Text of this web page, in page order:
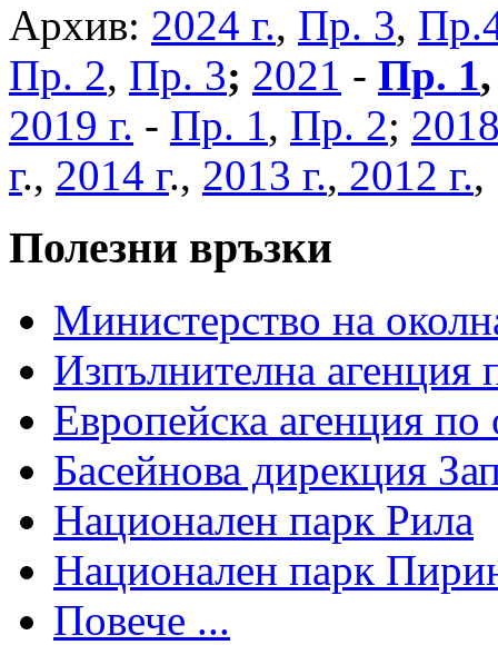
Архив: 2024 г., Пр. 3,
Пр. 2, Пр. 3; 2021 - Пр. 1
2019 г. - Пр. 1, Пр. 2;
г., 2014 г., 2013 г., 2012 г.
Полезни връзки
Министерство на
Изпълнителна агенция
Европейска агенция по
Басейнова дирекция
Национален парк Рила
Национален парк
Повече ...